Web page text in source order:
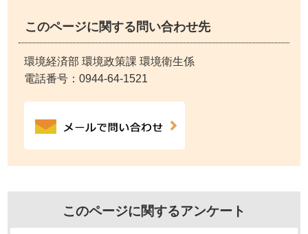
このページに関する問い合わせ先
環境経済部 環境政策課 環境衛生係
電話番号：0944-64-1521
このページに関するアンケート